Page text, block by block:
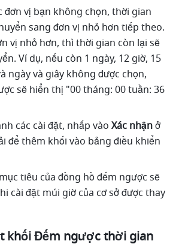
đơn vị bạn không chọn, thời gian
sang đơn vị nhỏ hơn tiếp theo.
vị nhỏ hơn, thì thời gian còn lại sẽ
Ví dụ, nếu còn 1 ngày, 12 giờ, 15
ngày và giây không được chọn,
sẽ hiển thị "00 tháng: 00 tuần: 36
các cài đặt, nhấp vào Xác nhận ở
để thêm khối vào bảng điều khiển
tiêu của đồng hồ đếm ngược sẽ
cài đặt múi giờ của cơ sở được thay
khối Đếm ngược thời gian